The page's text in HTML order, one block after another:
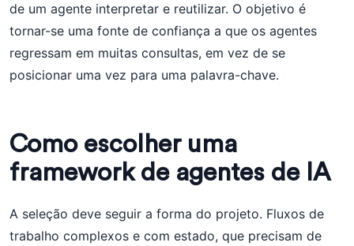
de um agente interpretar e reutilizar. O objetivo é
tornar-se uma fonte de confiança a que os agentes
regressam em muitas consultas, em vez de se
posicionar uma vez para uma palavra-chave.
Como escolher uma
framework de agentes de IA
A seleção deve seguir a forma do projeto. Fluxos de
trabalho complexos e com estado, que precisam de